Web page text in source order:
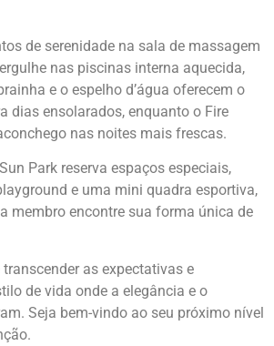
de serenidade na sala de massagem
nas piscinas interna aquecida,
e o espelho d’água oferecem o
dias ensolarados, enquanto o Fire
nas noites mais frescas.
Park reserva espaços especiais,
e uma mini quadra esportiva,
membro encontre sua forma única de
as expectativas e
de vida onde a elegância e o
Seja bem-vindo ao seu próximo nível